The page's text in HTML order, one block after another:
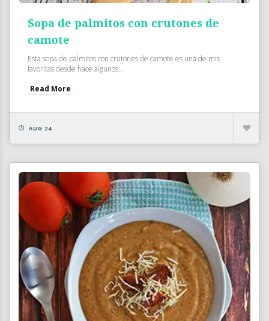
Sopa de palmitos con crutones de
camote
Esta sopa de palmitos con crutones de camote es una de mis
favoritas desde hace algunos...
Read More
AUG 24